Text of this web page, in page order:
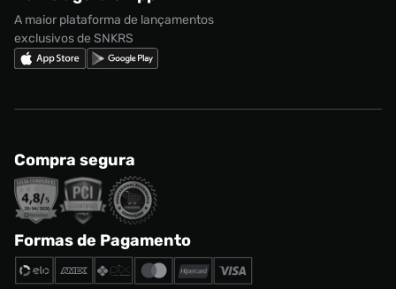
Nike Shox
Regulamento Cupom
A maior plataforma de lançamentos
exclusivos de SNKRS
Compra segura
Formas de Pagamento